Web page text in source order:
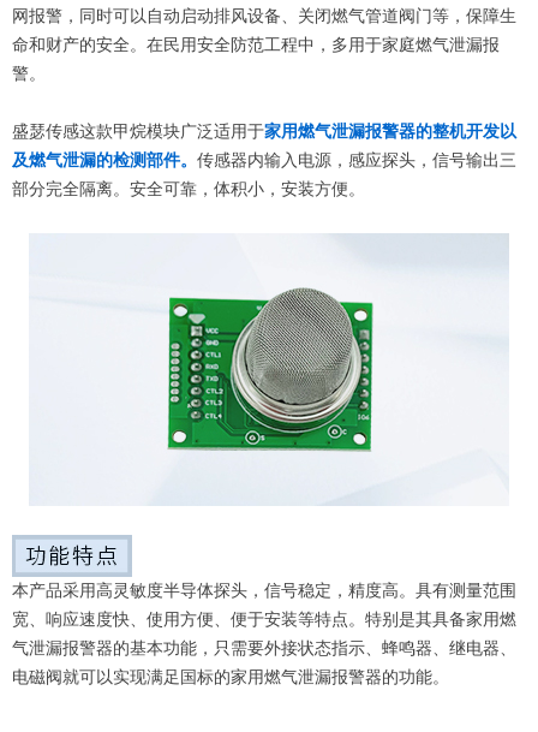
网报警，同时可以自动启动排风设备、关闭燃气管道阀门等，保障生
命和财产的安全。在民用安全防范工程中，多用于家庭燃气泄漏报
警。
盛瑟传感这款甲烷模块广泛适用于家用燃气泄漏报警器的整机开发以
及燃气泄漏的检测部件。 传感器内输入电源，感应探头，信号输出三
部分完全隔离。安全可靠，体积小，安装方便。
本产品采用高灵敏度半导体探头，信号稳定，精度高。具有测量范围
宽、响应速度快、使用方便、便于安装等特点。特别是其具备家用燃
气泄漏报警器的基本功能，只需要外接状态指示、蜂鸣器、继电器、
电磁阀就可以实现满足国标的家用燃气泄漏报警器的功能。